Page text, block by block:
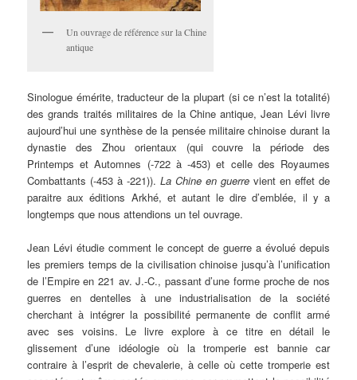
Un ouvrage de référence sur la Chine
antique
Sinologue émérite, traducteur de la plupart (si ce n’est la totalité)
des grands traités militaires de la Chine antique, Jean Lévi livre
aujourd’hui une synthèse de la pensée militaire chinoise durant la
dynastie des Zhou orientaux (qui couvre la période des
Printemps et Automnes (-722 à -453) et celle des Royaumes
Combattants (-453 à -221)).La Chine en guerre vient en effet de
paraitre aux éditions Arkhé, et autant le dire d’emblée, il y a
longtemps que nous attendions un tel ouvrage.
Jean Lévi étudie comment le concept de guerre a évolué depuis
les premiers temps de la civilisation chinoise jusqu’à l’unification
de l’Empire en 221 av. J.-C., passant d’une forme proche de nos
guerres en dentelles à une industrialisation de la société
cherchant à intégrer la possibilité permanente de conflit armé
avec ses voisins. Le livre explore à ce titre en détail le
glissement d’une idéologie où la tromperie est bannie car
contraire à l’esprit de chevalerie, à celle où cette tromperie est